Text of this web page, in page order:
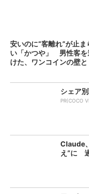
安いのに“客離れ”が止ま
い「かつや」 男性客を
けた、ワンコインの壁と
シェア
PR(COCO
Claude
え”に